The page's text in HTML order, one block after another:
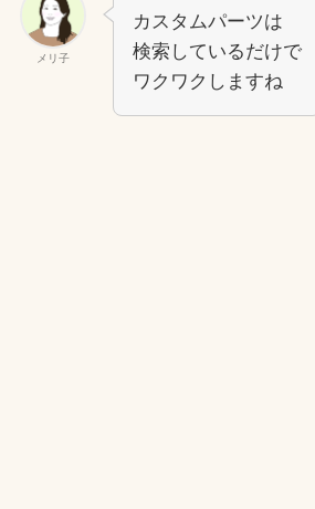
メリ子
カスタムパーツは
検索しているだけで
ワクワクしますね